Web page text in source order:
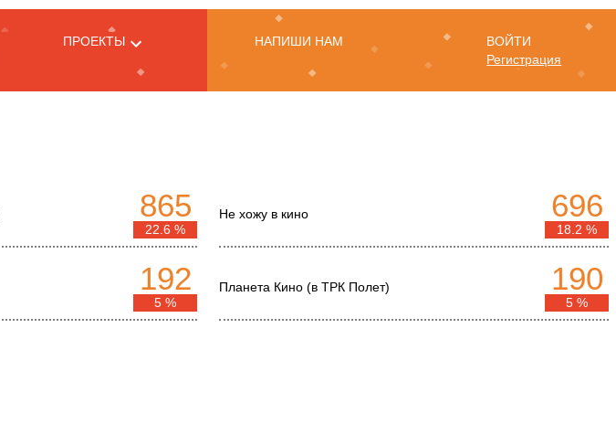
ПРОЕКТЫ НАПИШИ НАМ
ВОЙТИ
Регистрация
865
22.6 %
Не хожу в кино 696
18.2 %
192
5 %
Планета Кино (в ТРК Полет) 190
5 %